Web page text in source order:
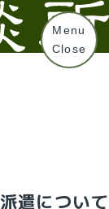
Menu
Close
遣について